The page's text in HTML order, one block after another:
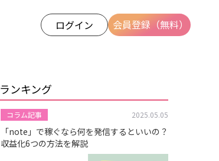
ログイン 会員登録（無料）
ランキング
コラム記事 2025.05.05
「note」で稼ぐなら何を発信するといいの？
収益化6つの方法を解説